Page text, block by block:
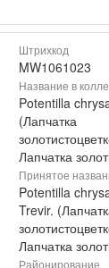
Штрихкод
MW1061023
Название в
Potentilla
(Лапчатка
Лапчатка
Принятое
Potentilla
Trevir.
Лапчатка
Районирование